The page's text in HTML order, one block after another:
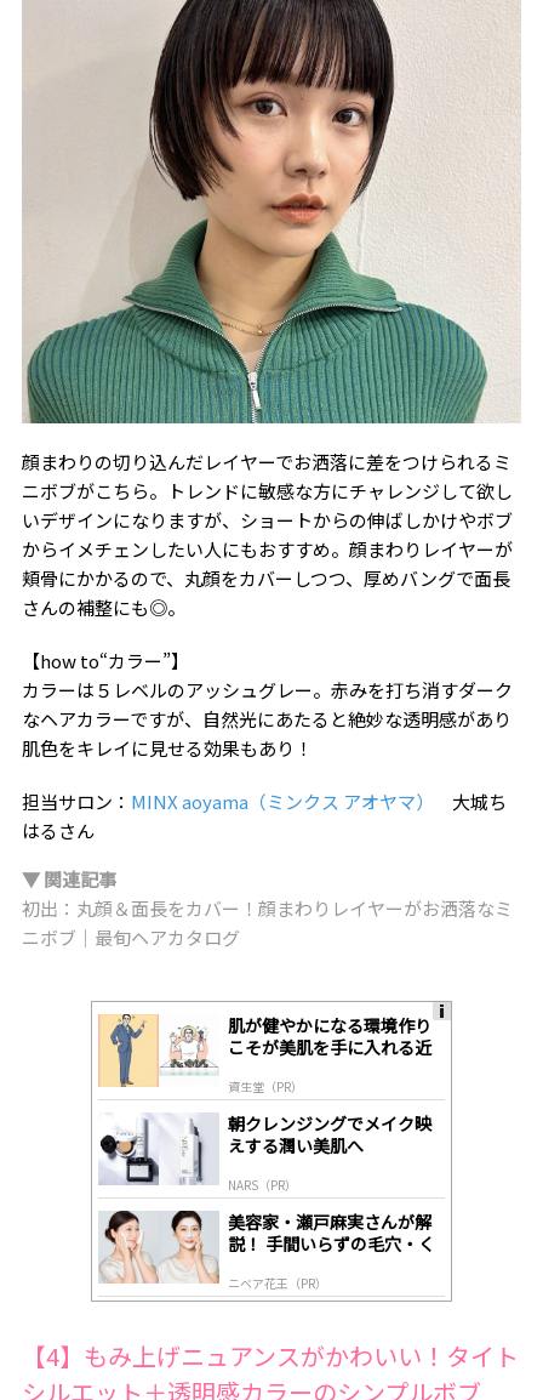
顔まわりの切り込んだレイヤーでお洒落に差をつけられるミ
ニボブがこちら。トレンドに敏感な方にチャレンジして欲し
いデザインになりますが、ショートからの伸ばしかけやボブ
からイメチェンしたい人にもおすすめ。顔まわりレイヤーが
頬骨にかかるので、丸顔をカバーしつつ、厚めバングで面長
さんの補整にも◎。
【how to“カラー”】
カラーは５レベルのアッシュグレー。赤みを打ち消すダーク
なヘアカラーですが、自然光にあたると絶妙な透明感があり
肌色をキレイに見せる効果もあり！
担当サロン： MINX aoyama（ミンクス アオヤマ）
大城ち
はるさん
▼ 関連記事
初出：丸顔＆面長をカバー！顔まわりレイヤーがお洒落なミ
ニボブ｜最旬ヘアカタログ
肌が健やかになる環境作り
こそが美肌を手に入れる近
資生堂（PR）
朝クレンジングでメイク映
えする潤い美肌へ
NARS（PR）
美容家・瀬戸麻実さんが解
説！ 手間いらずの毛穴・く
ニベア花王（PR）
【4】もみ上げニュアンスがかわいい！タイト
シルエット＋透明感カラーのシンプルボブ